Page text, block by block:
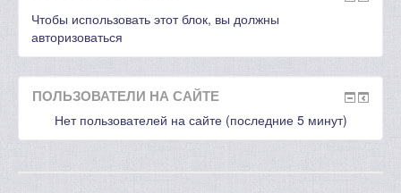
Чтобы использовать этот блок, вы должны
авторизоваться
ПОЛЬЗОВАТЕЛИ НА САЙТЕ
Нет пользователей на сайте (последние 5 минут)